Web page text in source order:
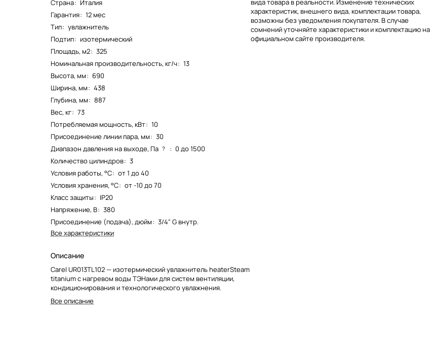
Страна: Италия
Гарантия: 12 мес
Тип: увлажнитель
Подтип: изотермический
Площадь, м2: 325
Номинальная производительность, кг/ч: 13
Высота, мм: 690
Ширина, мм: 438
Глубина, мм: 887
Вес, кг: 73
Потребляемая мощность, кВт: 10
Присоединение линии пара, мм: 30
Диапазон давления на выходе, Па ? : 0 до 1500
Количество цилиндров: 3
Условия работы, °С: от 1 до 40
Условия хранения, °С: от -10 до 70
Класс защиты: IP20
Напряжение, В: 380
Присоединение (подача), дюйм: 3/4" G внутр.
Все характеристики
Описание
Carel UR013TL102 — изотермический увлажнитель heaterSteam
titanium с нагревом воды ТЭНами для систем вентиляции,
кондиционирования и технологического увлажнения.
Все описание
вида товара в реальности. Изменение технических
характеристик, внешнего вида, комплектации товара,
возможны без уведомления покупателя. В случае
сомнений уточняйте характеристики и комплектацию на
официальном сайте производителя.